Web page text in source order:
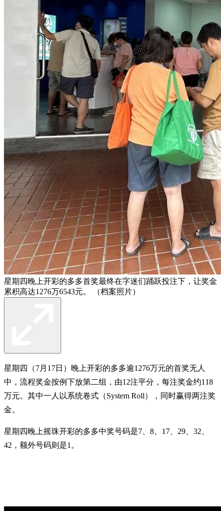
星期四晚上开彩的多多首奖最终在字迷们踊跃投注下，让奖金
累积高达1276万6543元。 （档案照片）
星期四（7月17日）晚上开彩的多多逾1276万元的首奖无人
中，流程奖金按例下放第二组，由12注平分，每注奖金约118
万元。其中一人以系统卷式（System Roll），同时赢得两注奖
金。
星期四晚上摇珠开彩的多多中奖号码是7、8、17、29、32、
42，额外号码则是1。